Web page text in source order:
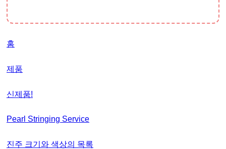
홈
제품
신제품!
Pearl Stringing Service
진주 크기와 색상의 목록